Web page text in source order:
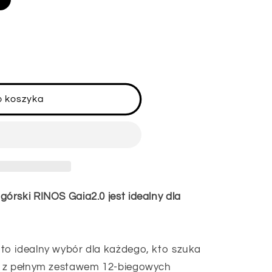
koszyka
RINOS Gaia2.0 jest idealny dla
idealny wybór dla każdego, kto szuka
pełnym zestawem 12-biegowych